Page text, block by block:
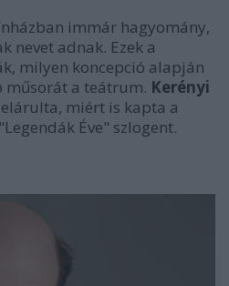
immár hagyomány,
nevet adnak. Ezek a
milyen koncepció alapján
a teátrum. Kerényi
miért is kapta a
Éve" szlogent.